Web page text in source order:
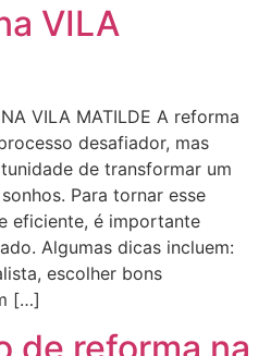
VILA
NA VILA MATILDE A reforma
desafiador, mas
de transformar um
Para tornar esse
eficiente, é importante
Algumas dicas incluem:
escolher bons
[…]